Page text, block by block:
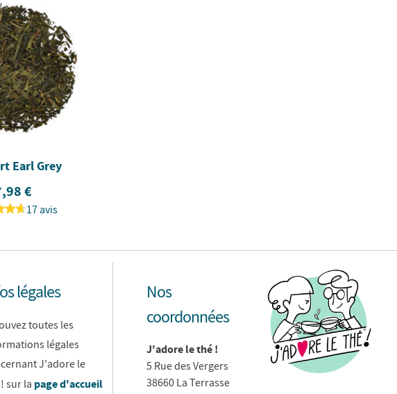
Earl Grey
€
17 avis
légales
toutes les
légales
J'adore le
sur la page d'accueil
Nos
coordonnées
J'adore le thé !
5 Rue des Vergers
38660 La Terrasse